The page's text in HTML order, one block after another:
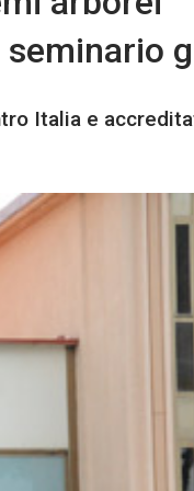
seminario
Italia e